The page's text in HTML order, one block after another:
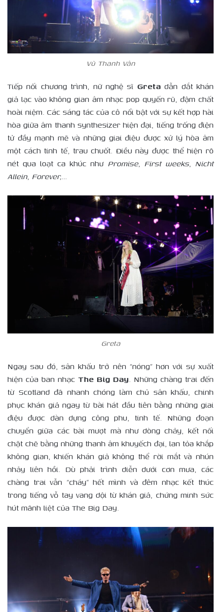
Vũ Thanh Vân
Tiếp nối chương trình, nữ nghệ sĩ Gretadẫn dắt khán
giả lạc vào không gian âm nhạc pop quyến rũ, đậm chất
hoài niệm. Các sáng tác của cô nổi bật với sự kết hợp hài
hòa giữa âm thanh synthesizer hiện đại, tiếng trống điện
tử đầy mạnh mẽ và những giai điệu được xử lý hòa âm
một cách tinh tế, trau chuốt. Điều này được thể hiện rõ
nét qua loạt ca khúc như Promise, First weeks, Nicht
Allein, Forever,…
Greta
Ngay sau đó, sân khấu trở nên “nóng” hơn với sự xuất
hiện của ban nhạc The Big Day. Những chàng trai đến
từ Scotland đã nhanh chóng làm chủ sân khấu, chinh
phục khán giả ngay từ bài hát đầu tiên bằng những giai
điệu được dàn dựng công phu, tinh tế. Những đoạn
chuyển giữa các bài mượt mà như dòng chảy, kết nối
chặt chẽ bằng những thanh âm khuyếch đại, lan tỏa khắp
không gian, khiến khán giả không thể rời mắt và nhún
nhảy liên hồi. Dù phải trình diễn dưới cơn mưa, các
chàng trai vẫn “cháy” hết mình và đêm nhạc kết thúc
trong tiếng vỗ tay vang dội từ khán giả, chứng minh sức
hút mãnh liệt của The Big Day.